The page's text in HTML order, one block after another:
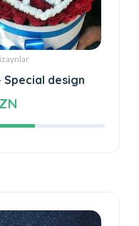
Special design